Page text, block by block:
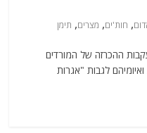
, חות'ים, מצרים, תימן
ההכרזה של המורדים
לגבות "אגרות